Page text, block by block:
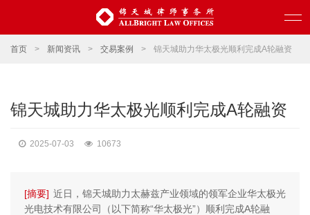
首页 > 新闻资讯 > 交易案例 > 锦天城助力华太极光顺利完成A轮融资
锦天城助力华太极光顺利完成A轮融资
2025-07-03 10673
[摘要] 近日，锦天城助力太赫兹产业领域的领军企业华太极光
光电技术有限公司（以下简称“华太极光”）顺利完成A轮融